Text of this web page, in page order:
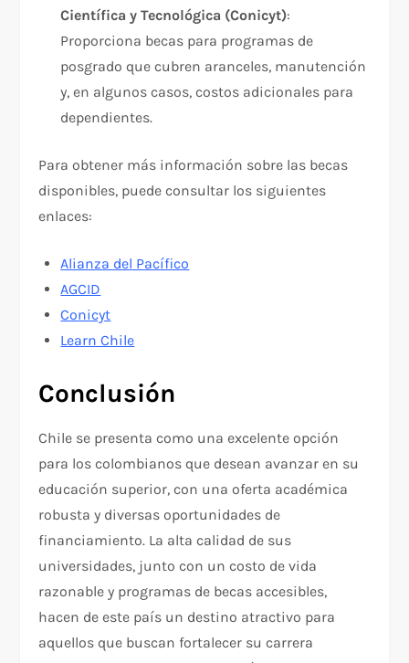
Científica y Tecnológica (Conicyt):
Proporciona becas para programas de
posgrado que cubren aranceles, manutención
y, en algunos casos, costos adicionales para
dependientes.
Para obtener más información sobre las becas
disponibles, puede consultar los siguientes
enlaces:
Alianza del Pacífico
AGCID
Conicyt
Learn Chile
Conclusión
Chile se presenta como una excelente opción
para los colombianos que desean avanzar en su
educación superior, con una oferta académica
robusta y diversas oportunidades de
financiamiento. La alta calidad de sus
universidades, junto con un costo de vida
razonable y programas de becas accesibles,
hacen de este país un destino atractivo para
aquellos que buscan fortalecer su carrera